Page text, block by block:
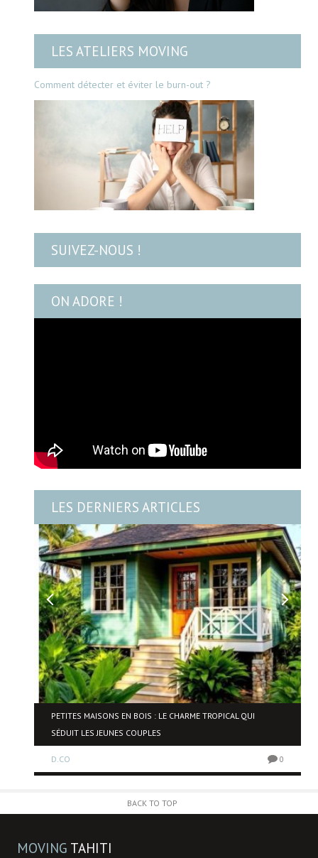
LES ATELIERS MOVING
Comment détecter et éviter le burn-out ?
SUIVEZ-NOUS !
ON ADORE !
LES DERNIERS ARTICLES
PETITES MAISONS EN BOIS : LE CHARME TROPICAL QUI
SÉDUIT LES JEUNES COUPLES
D.CO 0
BACK TO TOP
MOVING TAHITI